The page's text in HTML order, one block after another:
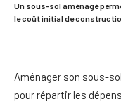
Un sous-sol aménagé
le coût initial de
Aménager son sous-
pour répartir les